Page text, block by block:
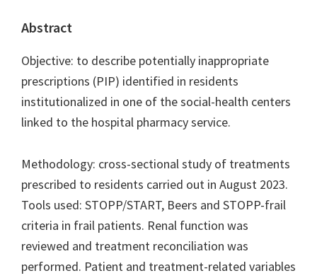
Abstract
Objective: to describe potentially inappropriate
prescriptions (PIP) identified in residents
institutionalized in one of the social-health centers
linked to the hospital pharmacy service.
Methodology: cross-sectional study of treatments
prescribed to residents carried out in August 2023.
Tools used: STOPP/START, Beers and STOPP-frail
criteria in frail patients. Renal function was
reviewed and treatment reconciliation was
performed. Patient and treatment-related variables